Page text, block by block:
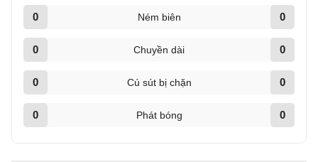
0 Ném biên 0
0 Chuyền dài 0
0 Cú sút bị chặn 0
0 Phát bóng 0